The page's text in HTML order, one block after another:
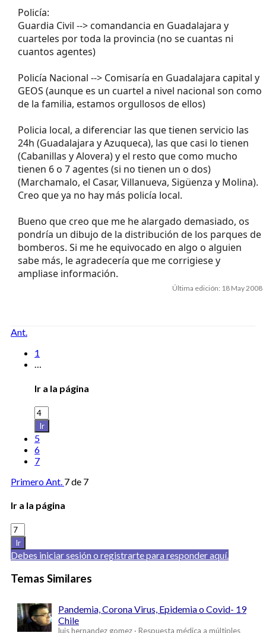
Policía:
Guardia Civil --> comandancia en Guadalajara y
cuarteles por toda la provincia (no se cuantas ni
cuantos agentes)
Policía Nacional --> Comisaría en Guadalajara capital y
GEOS (aunque es un cuartel a nivel nacional son como
de la familia, estamos orgullosos de ellos)
Policia local, a diferenciar las que tienen servicio las
24h (Guadalajara y Azuqueca), las que casi lo tienen
(Cabanillas y Alovera) y el resto que como mucho
tienen 6 o 7 agentes (si no tienen un o dos)
(Marchamalo, el Casar, Villanueva, Sigüenza y Molina).
Creo que ya no hay más policía local.
Bueno que creo que me he alargado demasiado, os
pondría un dibujo de la distribución de los parques de
bomberos. Si me he equivocado en algo o alguien
sabe más, le agradecería que me corrigiese y
ampliase información.
Última edición: 18 May 2008
Ant.
1
…
Ir a la página
Ir
5
6
7
Primero Ant. 7 de 7
Ir a la página
Ir
Debes iniciar sesión o registrarte para responder aquí.
Temas Similares
Pandemia, Corona Virus, Epidemia o Covid- 19
Chile
luis hernandez gomez
Respuesta médica a múltiples